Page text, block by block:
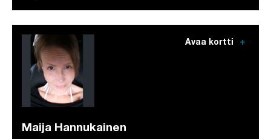
Avaa kortti add
Maija Hannukainen